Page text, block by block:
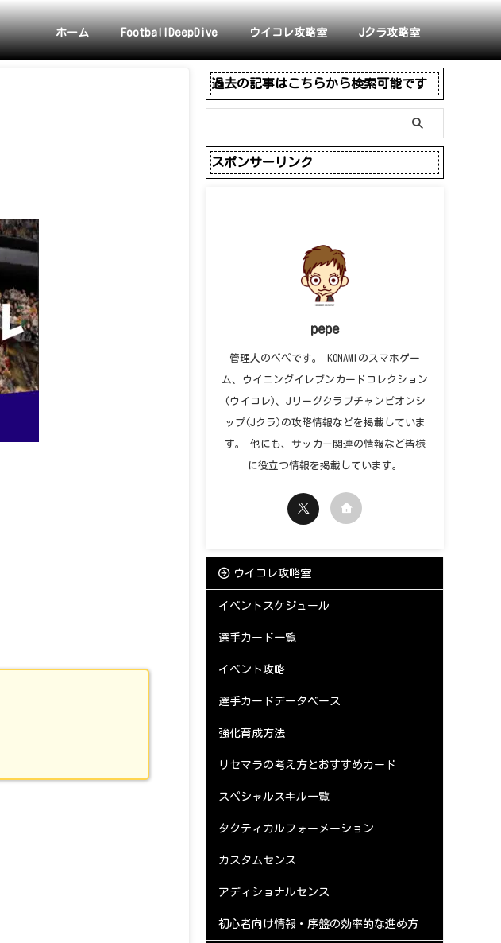
ホーム FootballDeepDive ウイコレ攻略室 Jクラ攻略室
過去の記事はこちらから検索可能です
スポンサーリンク
pepe
管理人のペペです。 KONAMIのスマホゲー
ム、ウイニングイレブンカードコレクション
(ウイコレ)、Jリーグクラブチャンピオンシ
ップ(Jクラ)の攻略情報などを掲載していま
す。 他にも、サッカー関連の情報など皆様
に役立つ情報を掲載しています。
ウイコレ攻略室
イベントスケジュール
選手カード一覧
イベント攻略
選手カードデータベース
強化育成方法
リセマラの考え方とおすすめカード
スペシャルスキル一覧
タクティカルフォーメーション
カスタムセンス
アディショナルセンス
初心者向け情報・序盤の効率的な進め方